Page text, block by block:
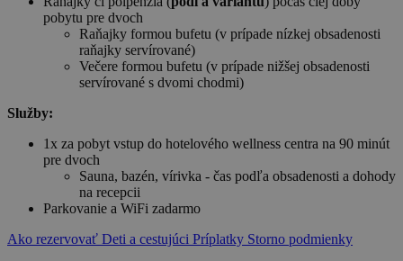
pobytu pre dvoch
Raňajky formou bufetu (v prípade nízkej obsadenosti
raňajky servírované)
Večere formou bufetu (v prípade nižšej obsadenosti
servírované s dvomi chodmi)
Služby:
1x za pobyt vstup do hotelového wellness centra na 90 minút
pre dvoch
Sauna, bazén, vírivka - čas podľa obsadenosti a dohody
na recepcii
Parkovanie a WiFi zadarmo
Ako rezervovať Deti a cestujúci Príplatky Storno podmienky